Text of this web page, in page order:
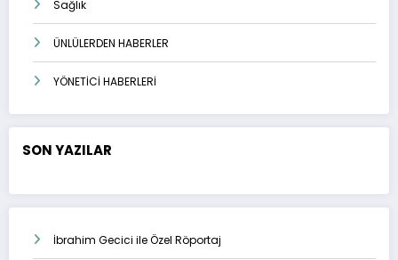
Sağlık
ÜNLÜLERDEN HABERLER
YÖNETİCİ HABERLERİ
SON YAZILAR
İbrahim Gecici ile Özel Röportaj